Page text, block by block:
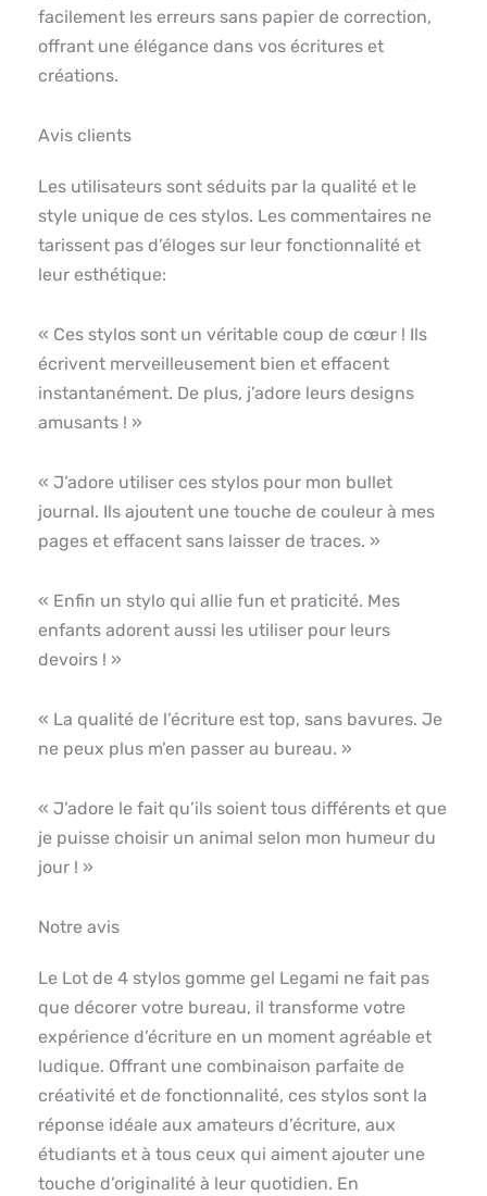
facilement les erreurs sans papier de correction,
offrant une élégance dans vos écritures et
créations.
Avis clients
Les utilisateurs sont séduits par la qualité et le
style unique de ces stylos. Les commentaires ne
tarissent pas d’éloges sur leur fonctionnalité et
leur esthétique:
« Ces stylos sont un véritable coup de cœur ! Ils
écrivent merveilleusement bien et effacent
instantanément. De plus, j’adore leurs designs
amusants ! »
« J’adore utiliser ces stylos pour mon bullet
journal. Ils ajoutent une touche de couleur à mes
pages et effacent sans laisser de traces. »
« Enfin un stylo qui allie fun et praticité. Mes
enfants adorent aussi les utiliser pour leurs
devoirs ! »
« La qualité de l’écriture est top, sans bavures. Je
ne peux plus m’en passer au bureau. »
« J’adore le fait qu’ils soient tous différents et que
je puisse choisir un animal selon mon humeur du
jour ! »
Notre avis
Le Lot de 4 stylos gomme gel Legami ne fait pas
que décorer votre bureau, il transforme votre
expérience d’écriture en un moment agréable et
ludique. Offrant une combinaison parfaite de
créativité et de fonctionnalité, ces stylos sont la
réponse idéale aux amateurs d’écriture, aux
étudiants et à tous ceux qui aiment ajouter une
touche d’originalité à leur quotidien. En